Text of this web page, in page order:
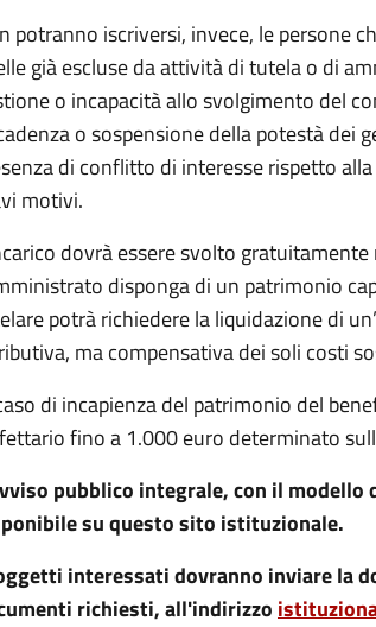
potranno iscriversi, invece, le persone
già escluse da attività di tutela o di
o incapacità allo svolgimento del
o sospensione della potestà dei
di conflitto di interesse rispetto
motivi.
dovrà essere svolto
disponga di un patrimonio
potrà richiedere la liquidazione di
ma compensativa dei soli costi
di incapienza del patrimonio del
fino a 1.000 euro determinato
pubblico integrale, con il
su questo sito istituzionale.
interessati dovranno inviare la
richiesti, all'indirizzo